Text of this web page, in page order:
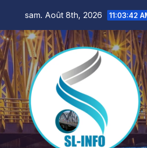
content
sam. Août 8th, 2026 11:03:44